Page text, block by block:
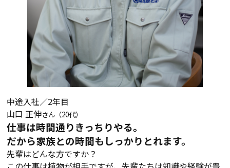
中途入社／2年目
山口 正伸さん（20代）
仕事は時間通りきっちりやる。
だから家族との時間もしっかりとれます。
先輩はどんな方ですか？